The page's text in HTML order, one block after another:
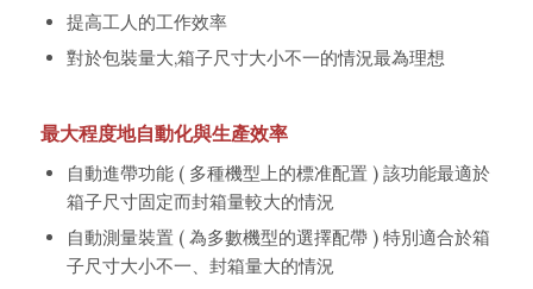
提高工人的工作效率
對於包裝量大,箱子尺寸大小不一的情況最為理想
最大程度地自動化與生產效率
自動進帶功能 ( 多種機型上的標准配置 ) 該功能最適於
箱子尺寸固定而封箱量較大的情況
自動測量裝置 ( 為多數機型的選擇配帶 ) 特別適合於箱
子尺寸大小不一、封箱量大的情況